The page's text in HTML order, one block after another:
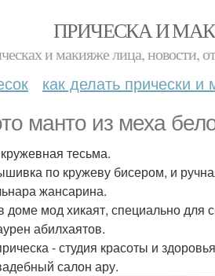
ПРИЧЕСКА И
и макияже лица, новости,
как делать прически и
манто из меха
тесьма.
по кружеву бисером, и
жансарина.
доме мод хикаят, специально для
абилхаятов.
- студия красоты и
салон ару.